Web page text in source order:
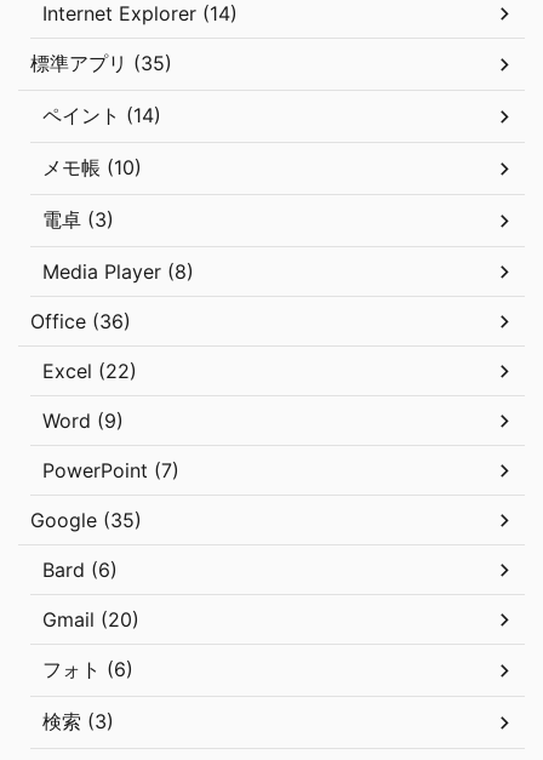
Internet Explorer (14)
標準アプリ (35)
ペイント (14)
メモ帳 (10)
電卓 (3)
Media Player (8)
Office (36)
Excel (22)
Word (9)
PowerPoint (7)
Google (35)
Bard (6)
Gmail (20)
フォト (6)
検索 (3)